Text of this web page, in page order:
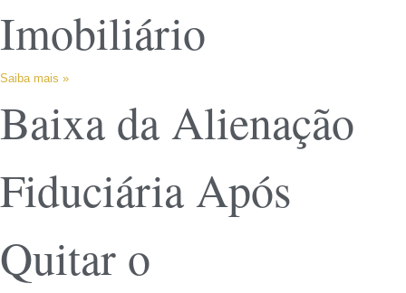
Imobiliário
Saiba mais »
Baixa da Alienação
Fiduciária Após
Quitar o